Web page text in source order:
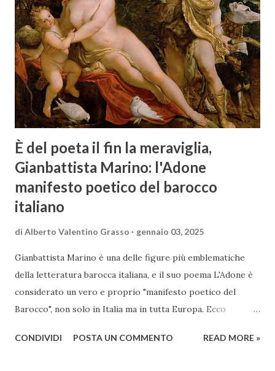
È del poeta il fin la meraviglia,
Gianbattista Marino: l'Adone
manifesto poetico del barocco
italiano
di Alberto Valentino Grasso gennaio 03, 2025
Gianbattista Marino è una delle figure più emblematiche
della letteratura barocca italiana, e il suo poema L'Adone è
considerato un vero e proprio "manifesto poetico del
Barocco", non solo in Italia ma in tutta Europa. Ecco
rendono un'opera fondamentale per il periodo. Marino fu
CONDIVIDI POSTA UN COMMENTO READ MORE »